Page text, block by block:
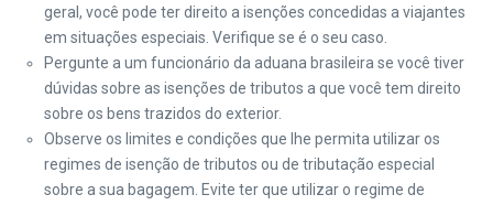
geral, você pode ter direito a isenções concedidas a viajantes
em situações especiais. Verifique se é o seu caso.
Pergunte a um funcionário da aduana brasileira se você tiver
dúvidas sobre as isenções de tributos a que você tem direito
sobre os bens trazidos do exterior.
Observe os limites e condições que lhe permita utilizar os
regimes de isenção de tributos ou de tributação especial
sobre a sua bagagem. Evite ter que utilizar o regime de